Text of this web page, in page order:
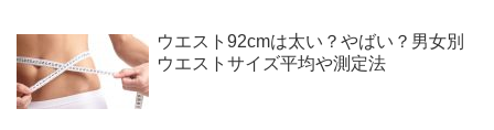
ウエスト92cmは太い？やばい？男女別
ウエストサイズ平均や測定法